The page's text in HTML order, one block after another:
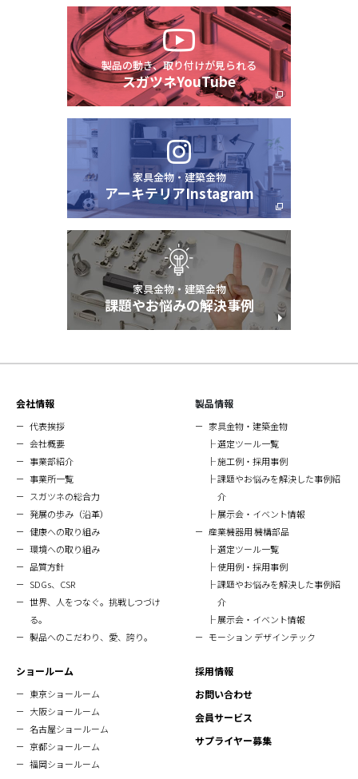
製品の動き、取り付けが見られる
スガツネYouTube
家具金物・建築金物
アーキテリアInstagram
家具金物・建築金物
課題やお悩みの解決事例
会社情報
代表挨拶
会社概要
事業部紹介
事業所一覧
スガツネの総合力
発展の歩み（沿革）
健康への取り組み
環境への取り組み
品質方針
SDGs、CSR
世界、人をつなぐ。挑戦しつづけ
る。
製品へのこだわり、愛、誇り。
製品情報
家具金物・建築金物
選定ツール一覧
施工例・採用事例
課題やお悩みを解決した事例紹
介
展示会・イベント情報
産業機器用 機構部品
選定ツール一覧
使用例・採用事例
課題やお悩みを解決した事例紹
介
展示会・イベント情報
モーション デザインテック
ショールーム
東京ショールーム
大阪ショールーム
名古屋ショールーム
京都ショールーム
福岡ショールーム
採用情報
お問い合わせ
会員サービス
サプライヤー募集